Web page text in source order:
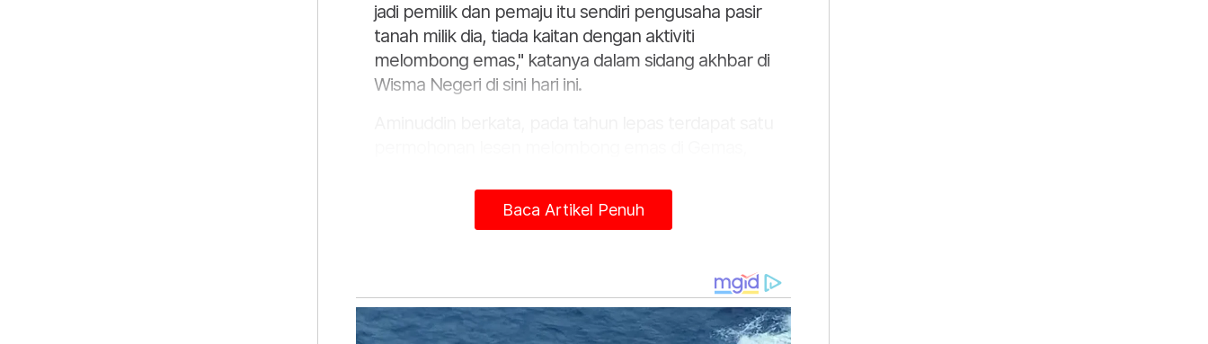
jadi pemilik dan pemaju itu sendiri pengusaha pasir
tanah milik dia, tiada kaitan dengan aktiviti
melombong emas," katanya dalam sidang akhbar di
Wisma Negeri di sini hari ini.
dilaksanakan.
"Mereka sebelum ini ada buat penjelajahan dan
(kerajaan negeri) bagilah," katanya yang turut
menafikan dakwaan kononnya beliau bersama
Baca Artikel Penuh